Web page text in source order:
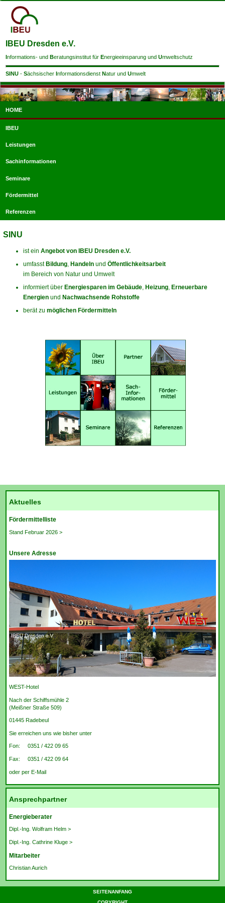
IBEU Dresden e.V.
Informations- und Beratungsinstitut für Energieeinsparung und Umweltschutz
SINU- Sächsischer Informationsdienst Natur und Umwelt
HOME
IBEU
Leistungen
Sachinformationen
Seminare
Fördermittel
Referenzen
SINU
ist einAngebot von IBEU Dresden e.V.
umfasst Bildung, Handeln undÖffentlichkeitsarbeit
im Bereich von Natur und Umwelt
informiert über Energiesparen im Gebäude, Heizung, Erneuerbare
Energien und Nachwachsende Rohstoffe
berät zumöglichen Fördermitteln
Aktuelles
Fördermittelliste
Stand Februar 2026 >
Unsere Adresse
WEST-Hotel
Nach der Schiffsmühle 2
(Meißner Straße 509)
01445 Radebeul
Sie erreichen uns wie bisher unter
Fon: 0351 / 422 09 65
Fax: 0351 / 422 09 64
oder per E-Mail
Ansprechpartner
Energieberater
Dipl.-Ing. Wolfram Helm >
Dipl.-Ing. Cathrine Kluge >
Mitarbeiter
Christian Aurich
SEITENANFANG